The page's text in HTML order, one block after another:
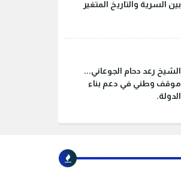
بين السرية والتاريخ المتغير
الشيخ رعد دحام الجوعاني...
موقف وطني في دعم بناء
الدولة.